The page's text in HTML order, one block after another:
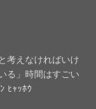
考えなければいけ
る」時間はすごい
ﾋｬｯﾎｳ